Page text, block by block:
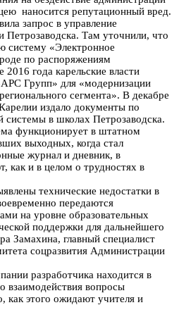
наносится репутационный вред.
запрос в управление
Петрозаводска. Там уточнили, что
систему «Электронное
по распоряжениям
года карельские власти
Групп» для «модернизации
сегмента». В декабре
издало документы по
системы в школах Петрозаводска.
функционирует в штатном
выходных, когда стал
журнал и дневник, в
как и в целом о трудностях в
технические недостатки в
передаются
на уровне образовательных
поддержки для дальнейшего
Замахина, главный специалист
соцразвития Администрации
разработчика находится в
взаимодействия вопросы
как этого ожидают учителя и